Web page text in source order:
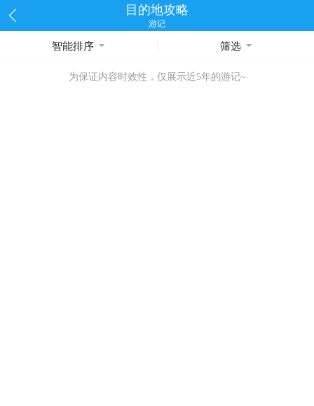
目的地攻略
游记
智能排序 筛选
为保证内容时效性，仅展示近5年的游记~